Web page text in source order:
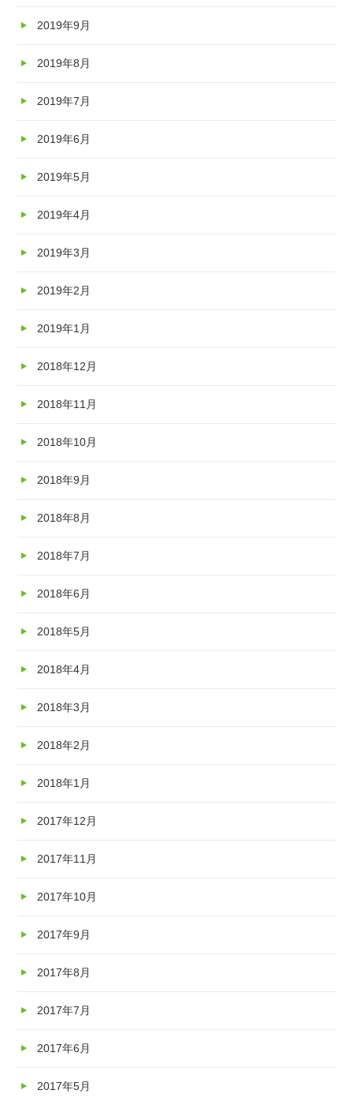
2019年9月
2019年8月
2019年7月
2019年6月
2019年5月
2019年4月
2019年3月
2019年2月
2019年1月
2018年12月
2018年11月
2018年10月
2018年9月
2018年8月
2018年7月
2018年6月
2018年5月
2018年4月
2018年3月
2018年2月
2018年1月
2017年12月
2017年11月
2017年10月
2017年9月
2017年8月
2017年7月
2017年6月
2017年5月